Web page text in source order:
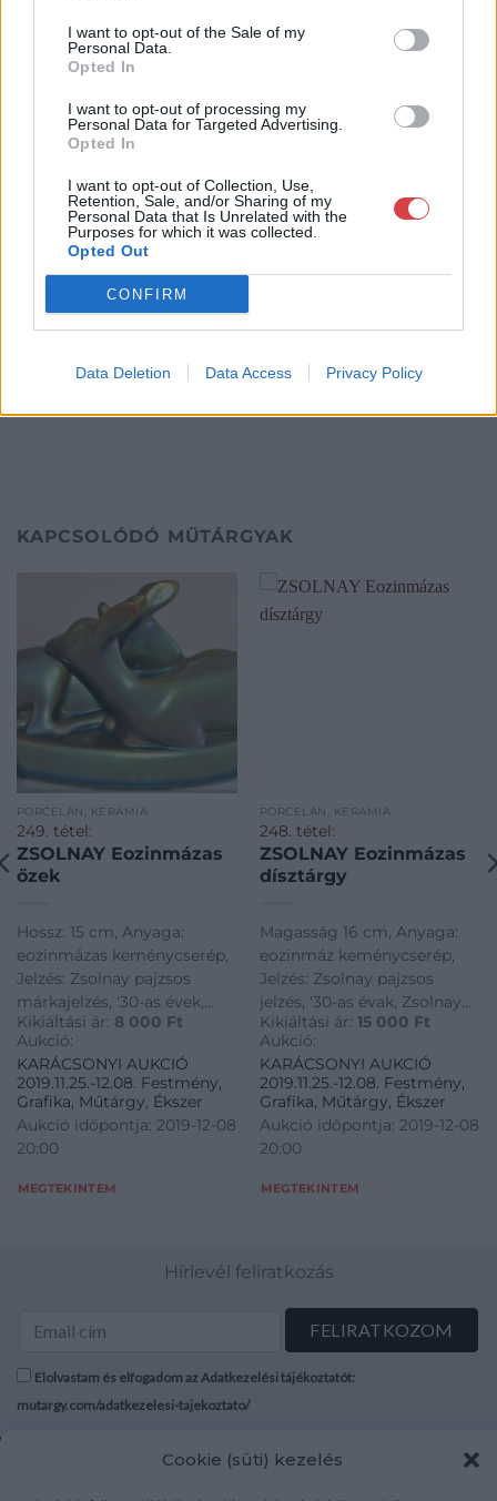
I want to opt-out of the Sale of my
Personal Data.
Opted In
I want to opt-out of processing my
Personal Data for Targeted Advertising.
Opted In
I want to opt-out of Collection, Use,
Retention, Sale, and/or Sharing of my
Personal Data that Is Unrelated with the
Purposes for which it was collected.
Opted Out
CONFIRM
Data Deletion Data Access Privacy Policy
Cookie (süti) kezelés
Telefon: 06202391066
Bemutatkozás: A cég főtevékenysége minden olyan
tevékenység, mely kapcsolatban áll a festmények és műtárgyak
adás-vételével, bizományosi értékesítésével, festmények
értékbecslésével és online aukciók szervezésével és
lebonyolításával. A weboldalon elérhetőek a cég által kínált
festmények, és egy online aukciós felület is, mely által bárki
számára lehetőség nyílik egy regisztráció után, hogy részt
vegyen a cég online aukcióin.
KAPCSOLÓDÓ MŰTÁRGYAK
PORCELÁN, KERÁMIA
249. tétel:
ZSOLNAY Eozinmázas
őzek
Hossz: 15 cm, Anyaga:
eozinmázas keménycserép,
Jelzés: Zsolnay pajzsos
márkajelzés, '30-as évek,
Fekvő őzek talapzaton
eozinmázzal
Kikiáltási ár: 8 000 Ft
Aukció:
KARÁCSONYI AUKCIÓ
2019.11.25.-12.08. Festmény,
Grafika, Műtárgy, Ékszer
Aukció időpontja: 2019-12-08
20:00
MEGTEKINTEM
PORCELÁN, KERÁMIA
248. tétel:
ZSOLNAY Eozinmázas
dísztárgy
Magasság 16 cm, Anyaga:
eozinmáz keménycserép,
Jelzés: Zsolnay pajzsos
jelzés, '30-as évak, Zsolnay
eozinmázas dísztárgy
Kikiáltási ár: 15 000 Ft
Aukció:
KARÁCSONYI AUKCIÓ
2019.11.25.-12.08. Festmény,
Grafika, Műtárgy, Ékszer
Aukció időpontja: 2019-12-08
20:00
MEGTEKINTEM
Hírlevél feliratkozás
Elolvastam és elfogadom az Adatkezelési tájékoztatót:
mutargy.com/adatkezelesi-tajekoztato/
Áraink